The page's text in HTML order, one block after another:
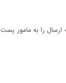
را به مامور پست